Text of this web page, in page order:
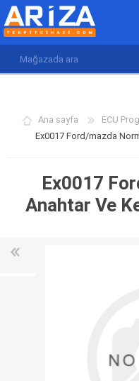
İSTEK LISTESI (0)
Ana sayfa ECU
Ex0017 Ford/mazda
Ex0017
Anahtar Ve